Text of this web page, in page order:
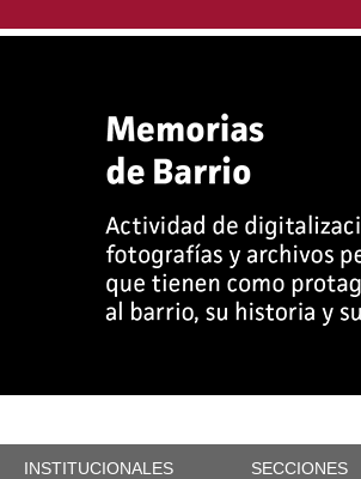
INSTITUCIONALES SECCIONES